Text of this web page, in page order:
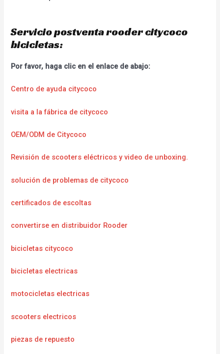
Servicio postventa rooder citycoco
bicicletas:
Por favor, haga clic en el enlace de abajo:
Centro de ayuda citycoco
visita a la fábrica de citycoco
OEM/ODM de Citycoco
Revisión de scooters eléctricos y video de unboxing.
solución de problemas de citycoco
certificados de escoltas
convertirse en distribuidor Rooder
bicicletas citycoco
bicicletas electricas
motocicletas electricas
scooters electricos
piezas de repuesto